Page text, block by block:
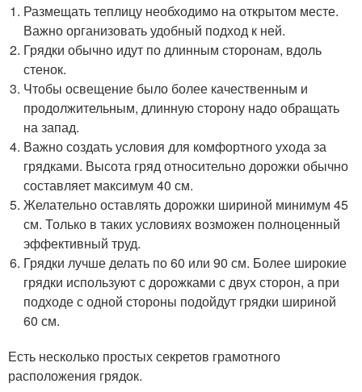
Размещать теплицу необходимо на открытом месте.
Важно организовать удобный подход к ней.
Грядки обычно идут по длинным сторонам, вдоль
стенок.
Чтобы освещение было более качественным и
продолжительным, длинную сторону надо обращать
на запад.
Важно создать условия для комфортного ухода за
грядками. Высота гряд относительно дорожки обычно
составляет максимум 40 см.
Желательно оставлять дорожки шириной минимум 45
см. Только в таких условиях возможен полноценный
эффективный труд.
Грядки лучше делать по 60 или 90 см. Более широкие
грядки используют с дорожками с двух сторон, а при
подходе с одной стороны подойдут грядки шириной
60 см.
Есть несколько простых секретов грамотного
расположения грядок.